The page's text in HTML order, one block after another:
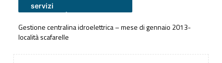
servizi
Gestione centralina idroelettrica – mese di gennaio 2013-
località scafarelle